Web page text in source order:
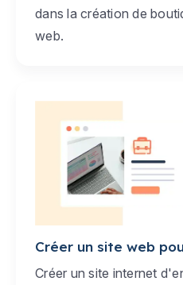
dans la création de
web.
Créer un site web
Créer un site internet